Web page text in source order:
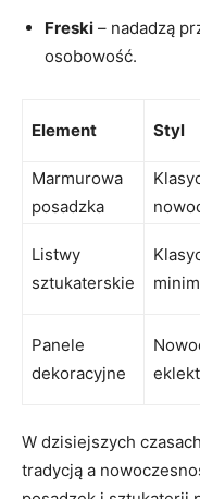
Freski – nadadzą
osobowość.
Element Styl
Marmurowa
posadzka
Listwy
sztukaterskie
Panele
dekoracyjne
W dzisiejszych
tradycją a